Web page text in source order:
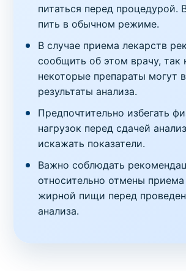
питаться перед процедурой.
пить в обычном режиме.
В случае приема лекарств
сообщить об этом врачу, так
некоторые препараты могут
результаты анализа.
Предпочтительно избегать
нагрузок перед сдачей
искажать показатели.
Важно соблюдать
относительно отмены приема
жирной пищи перед
анализа.